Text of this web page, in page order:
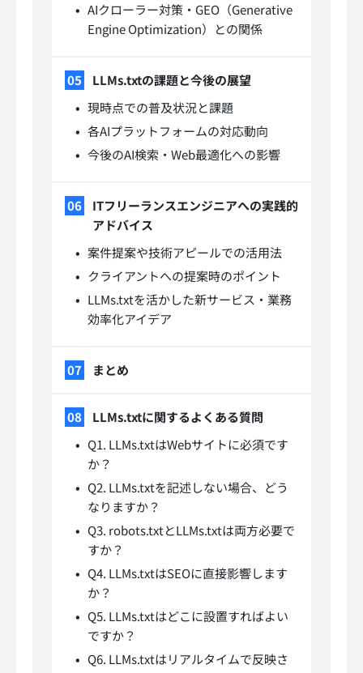
AIクローラー対策・GEO（Generative
Engine Optimization）との関係
LLMs.txtの課題と今後の展望
現時点での普及状況と課題
各AIプラットフォームの対応動向
今後のAI検索・Web最適化への影響
ITフリーランスエンジニアへの実践的
アドバイス
案件提案や技術アピールでの活用法
クライアントへの提案時のポイント
LLMs.txtを活かした新サービス・業務
効率化アイデア
まとめ
LLMs.txtに関するよくある質問
Q1. LLMs.txtはWebサイトに必須です
か？
Q2. LLMs.txtを記述しない場合、どう
なりますか？
Q3. robots.txtとLLMs.txtは両方必要で
すか？
Q4. LLMs.txtはSEOに直接影響します
か？
Q5. LLMs.txtはどこに設置すればよい
ですか？
Q6. LLMs.txtはリアルタイムで反映さ